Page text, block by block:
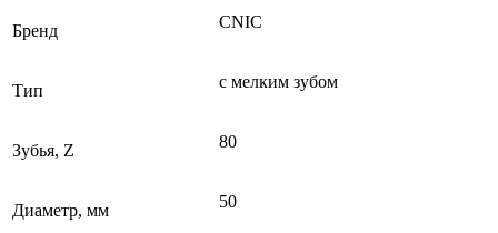
Бренд CNIC
Тип с мелким зубом
Зубья, Z 80
Диаметр, мм 50